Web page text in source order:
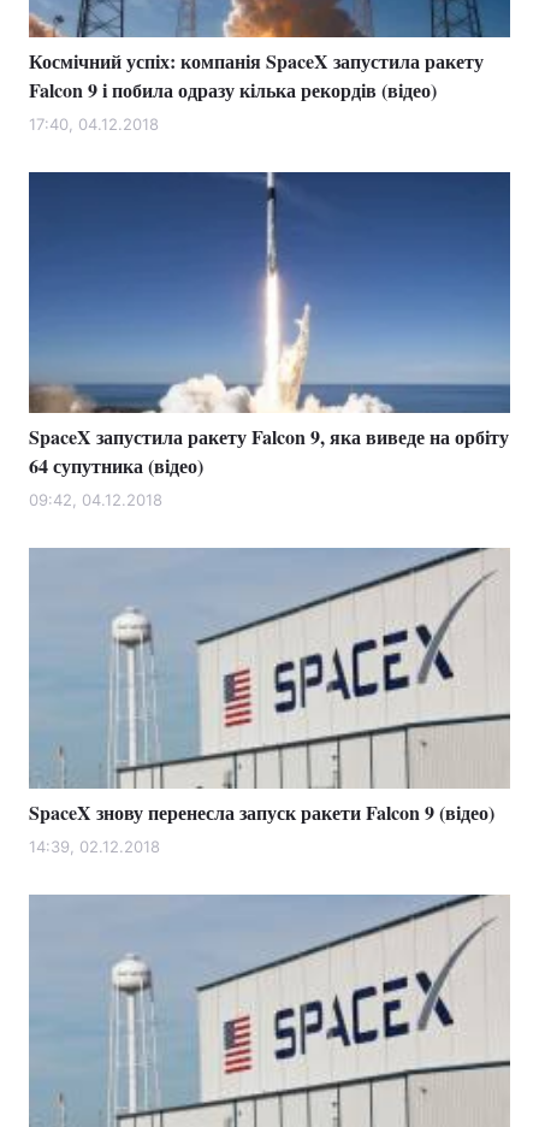
Космічний успіх: компанія SpaceX запустила ракету
Falcon 9 і побила одразу кілька рекордів (відео)
17:40, 04.12.2018
SpaceX запустила ракету Falcon 9, яка виведе на орбіту
64 супутника (відео)
09:42, 04.12.2018
SpaceX знову перенесла запуск ракети Falcon 9 (відео)
14:39, 02.12.2018